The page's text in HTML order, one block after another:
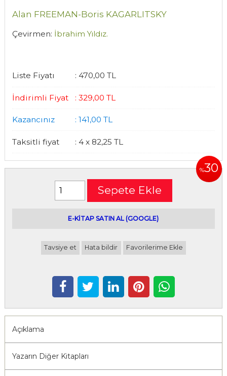
Alan FREEMAN-Boris KAGARLITSKY
Çevirmen: İbrahim Yıldız.
Liste Fiyatı : 470,00 TL
İndirimli Fiyat : 329,00 TL
Kazancınız : 141,00 TL
Taksitli fiyat : 4 x 82,25 TL
%30
Sepete Ekle
E-KİTAP SATIN AL (GOOGLE)
Tavsiye et Hata bildir Favorilerime Ekle
Açıklama
Yazarın Diğer Kitapları